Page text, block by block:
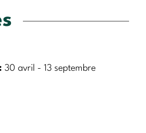
30 avril - 13 septembre